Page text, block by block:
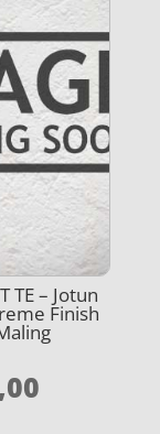
TE – Jotun
Finish